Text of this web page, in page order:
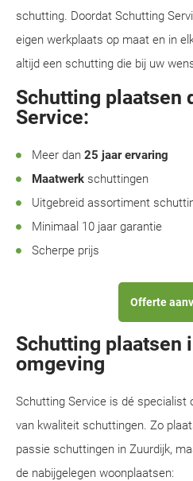
schutting. Doordat Schutting
eigen werkplaats op maat en in
altijd een schutting die bij uw
Schutting plaatsen
Service:
Meer dan 25 jaar ervaring
Maatwerk schuttingen
Uitgebreid assortiment
Minimaal 10 jaar garantie
Scherpe prijs
Offerte
Schutting plaatsen
omgeving
Schutting Service is dé specialist
van kwaliteit schuttingen. Zo
passie schuttingen in Zuurdijk,
de nabijgelegen woonplaatsen: